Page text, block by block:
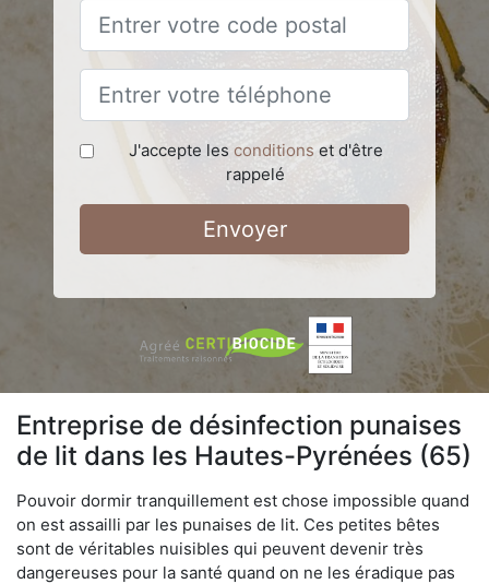
J'accepte les conditions et d'être
rappelé
Envoyer
Entreprise de désinfection punaises
de lit dans les Hautes-Pyrénées (65)
Pouvoir dormir tranquillement est chose impossible quand
on est assailli par les punaises de lit. Ces petites bêtes
sont de véritables nuisibles qui peuvent devenir très
dangereuses pour la santé quand on ne les éradique pas